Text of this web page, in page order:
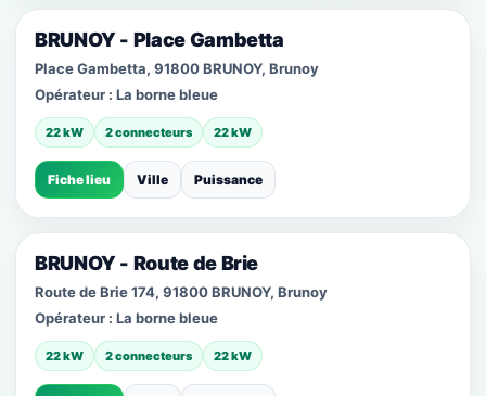
BRUNOY - Place Gambetta
Place Gambetta, 91800 BRUNOY, Brunoy
Opérateur : La borne bleue
22 kW 2 connecteurs 22 kW
Fiche lieu Ville Puissance
BRUNOY - Route de Brie
Route de Brie 174, 91800 BRUNOY, Brunoy
Opérateur : La borne bleue
22 kW 2 connecteurs 22 kW